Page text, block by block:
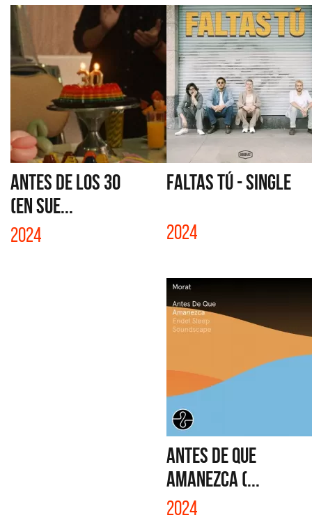
ANTES DE LOS 30
(EN SUE...
2024
FALTAS TÚ - SINGLE
2024
ANTES DE QUE
AMANEZCA (...
2024